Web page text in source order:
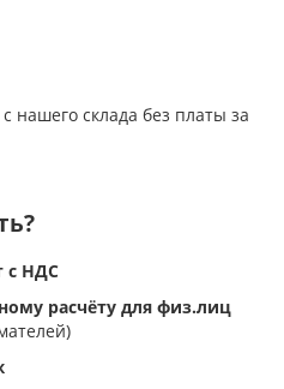
нашего склада без платы за
с НДС
расчёту для физ.лиц